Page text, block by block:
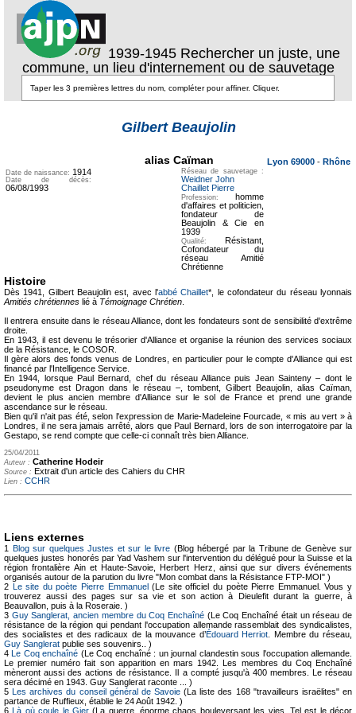
1939-1945 Rechercher un juste, une
commune, un lieu d'internement ou de sauvetage
Gilbert Beaujolin
alias Caïman
Lyon 69000 - Rhône
Date de naissance: 1914
Date de décès:
06/08/1993
Réseau de sauvetage :
Weidner John
Chaillet Pierre
Profession: homme
d'affaires et politicien,
fondateur de
Beaujolin & Cie en
1939
Qualité: Résistant,
Cofondateur du
réseau Amitié
Chrétienne
Histoire
Dès 1941, Gilbert Beaujolin est, avec l'abbé Chaillet*, le cofondateur du réseau lyonnais
Amitiés chrétiennes lié à Témoignage Chrétien
Il entrera ensuite dans le réseau Alliance, dont les fondateurs sont de sensibilité d'extrême
droite.
En 1943, il est devenu le trésorier d'Alliance et organise la réunion des services sociaux
de la Résistance, le COSOR.
Il gère alors des fonds venus de Londres, en particulier pour le compte d'Alliance qui est
financé par l'Intelligence Service.
En 1944, lorsque Paul Bernard, chef du réseau Alliance puis Jean Sainteny – dont le
pseudonyme est Dragon dans le réseau –, tombent, Gilbert Beaujolin, alias Caïman,
devient le plus ancien membre d'Alliance sur le sol de France et prend une grande
ascendance sur le réseau.
Bien qu'il n'ait pas été, selon l'expression de Marie-Madeleine Fourcade, « mis au vert » à
Londres, il ne sera jamais arrêté, alors que Paul Bernard, lors de son interrogatoire par la
Gestapo, se rend compte que celle-ci connaît très bien Alliance.
25/04/2011
Auteur : Catherine Hodeir
Source : Extrait d'un article des Cahiers du CHR
Lien : CCHR
Liens externes
1 Blog sur quelques Justes et sur le livre (Blog hébergé par la Tribune de Genève sur
quelques justes honorés par Yad Vashem sur l'intervention du délégué pour la Suisse et la
région frontalière Ain et Haute-Savoie, Herbert Herz, ainsi que sur divers événements
organisés autour de la parution du livre "Mon combat dans la Résistance FTP-MOI" )
2 Le site du poète Pierre Emmanuel(Le site officiel du poète Pierre Emmanuel. Vous y
trouverez aussi des pages sur sa vie et son action à Dieulefit durant la guerre, à
Beauvallon, puis à la Roseraie. )
3 Guy Sanglerat, ancien membre du Coq Enchaîné (Le Coq Enchaîné était un réseau de
résistance de la région qui pendant l'occupation allemande rassemblait des syndicalistes,
des socialistes et des radicaux de la mouvance d’Édouard Herriot . Membre du réseau,
Guy Sanglerat publie ses souvenirs.. )
4Le Coq enchaîné (Le Coq enchaîné : un journal clandestin sous l'occupation allemande.
Le premier numéro fait son apparition en mars 1942. Les membres du Coq Enchaîné
mèneront aussi des actions de résistance. Il a compté jusqu'à 400 membres. Le réseau
sera décimé en 1943. Guy Sanglerat raconte ... )
5Les archives du conseil général de Savoie (La liste des 168 "travailleurs israëlites" en
partance de Ruffieux, établie le 24 Août 1942. )
6Là où coule le Gier(La guerre, énorme chaos bouleversant les vies. Tel est le décor